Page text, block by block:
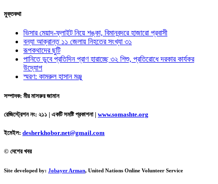
মুক্তকথা
ভিসার মেয়াদ-ফ্লাইট নিয়ে শঙ্কা, বিমানবন্দরে হাজারো প্রবাসী
বন্যা আক্রান্ত ১১ জেলায় নিহতের সংখ্যা ৩১
রূপকথাদের ছুটি
পানিতে ডুবে প্রতিদিন প্রাণ হারাচ্ছে ৩২ শিশু, প্রতিরোধে দরকার কার্যকর
উদ্যোগ
স্মরণ: কামরুল হাসান মঞ্জু
সম্পাদক: মীর মাসরুর জামান
রেজিস্ট্রেশন নং: ২১১ | একটি সমষ্টি প্রকাশনা | www.somashte.org
ইমেইল: desherkhobor.net@gmail.com
© দেশের খবর
Site developed by: Jobayer Arman, United Nations Online Volunteer Service